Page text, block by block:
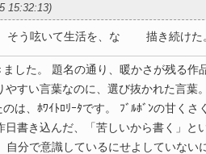
15:32:13)
呟いて生活を、な 描き続けた
した。 題名の通り、暖かさが残る作
やすい言葉なのに、選び抜かれた言
は、ﾎﾜｲﾄﾛﾘｰﾀです。 ﾌﾞﾙﾎﾞﾝの甘くさ
日書き込んだ、「苦しいから書く」と
自分で意識しているにせよしていない